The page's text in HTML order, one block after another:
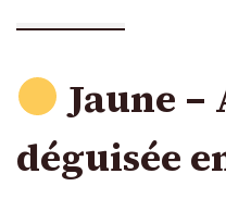
Jaune
déguisée